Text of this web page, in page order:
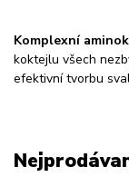
Komplexní
koktejlu všech
efektivní tvorbu